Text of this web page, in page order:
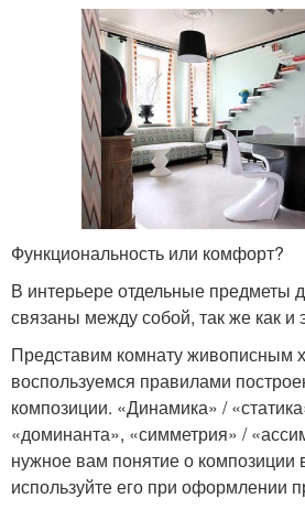
Функциональность или комфорт?
В интерьере отдельные предметы
связаны между собой, так же как и
Представим комнату живописным
воспользуемся правилами
композиции. «Динамика» /
«доминанта», «симметрия» /
нужное вам понятие о композиции
используйте его при оформлении